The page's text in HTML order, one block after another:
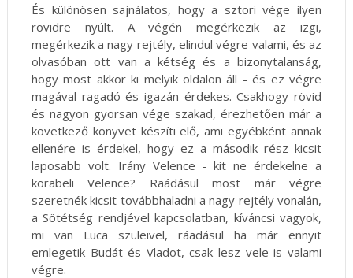
És különösen sajnálatos, hogy a sztori vége ilyen
rövidre nyúlt. A végén megérkezik az izgi,
megérkezik a nagy rejtély, elindul végre valami, és az
olvasóban ott van a kétség és a bizonytalanság,
hogy most akkor ki melyik oldalon áll - és ez végre
magával ragadó és igazán érdekes. Csakhogy rövid
és nagyon gyorsan vége szakad, érezhetően már a
következő könyvet készíti elő, ami egyébként annak
ellenére is érdekel, hogy ez a második rész kicsit
laposabb volt. Irány Velence - kit ne érdekelne a
korabeli Velence? Raádásul most már végre
szeretnék kicsit továbbhaladni a nagy rejtély vonalán,
a Sötétség rendjével kapcsolatban, kíváncsi vagyok,
mi van Luca szüleivel, ráadásul ha már ennyit
emlegetik Budát és Vladot, csak lesz vele is valami
végre.